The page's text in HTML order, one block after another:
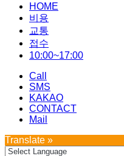
HOME
비용
교통
접수
10:00~17:00
Call
SMS
KAKAO
CONTACT
Mail
Translate »